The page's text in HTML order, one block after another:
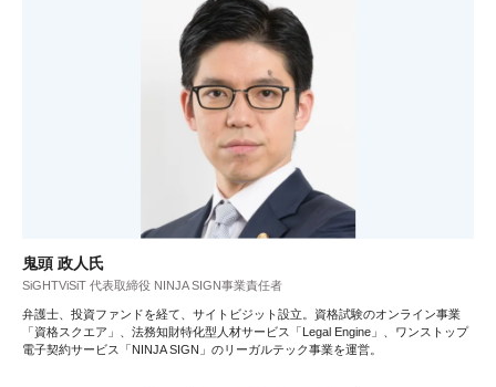
鬼頭 政人氏
SiGHTViSiT 代表取締役 NINJA SIGN事業責任者
弁護士、投資ファンドを経て、サイトビジット設立。資格試験のオンライン事業
「資格スクエア」、法務知財特化型人材サービス「Legal Engine」、ワンストップ
電子契約サービス「NINJA SIGN」のリーガルテック事業を運営。